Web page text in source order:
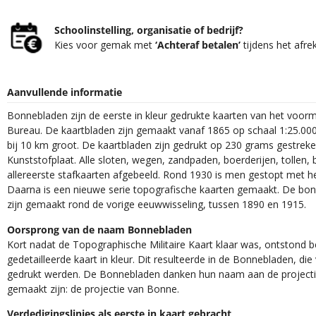
Schoolinstelling, organisatie of bedrijf?
Kies voor gemak met‘Achteraf betalen’tijdens het
Aanvullende informatie
Bonnebladen zijn de eerste in kleur gedrukte kaarten van het
Bureau. De kaartbladen zijn gemaakt vanaf 1865 op schaal
bij 10 km groot. De kaartbladen zijn gedrukt op 230 grams
Kunststofplaat. Alle sloten, wegen, zandpaden, boerderijen, tollen,
allereerste stafkaarten afgebeeld. Rond 1930 is men gestopt met
Daarna is een nieuwe serie topografische kaarten gemaakt. De
zijn gemaakt rond de vorige eeuwwisseling, tussen 1890 en 1915.
Oorsprong van de naam Bonnebladen
Kort nadat de Topographische Militaire Kaart klaar was, ontstond
gedetailleerde kaart in kleur. Dit resulteerde in de Bonnebladen,
gedrukt werden. De Bonnebladen danken hun naam aan de
gemaakt zijn: de projectie van Bonne.